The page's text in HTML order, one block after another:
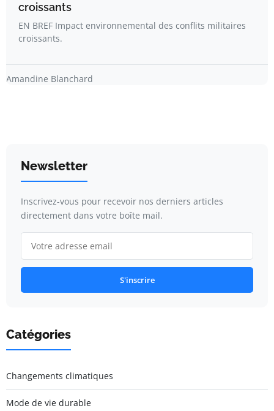
croissants
EN BREF Impact environnemental des conflits militaires
croissants.
Amandine Blanchard
Newsletter
Inscrivez-vous pour recevoir nos derniers articles
directement dans votre boîte mail.
S'inscrire
Catégories
Changements climatiques
Mode de vie durable